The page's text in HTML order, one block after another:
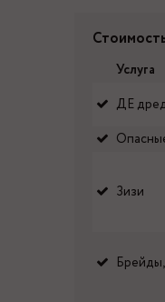
Услуга
ДЕ
Зизи